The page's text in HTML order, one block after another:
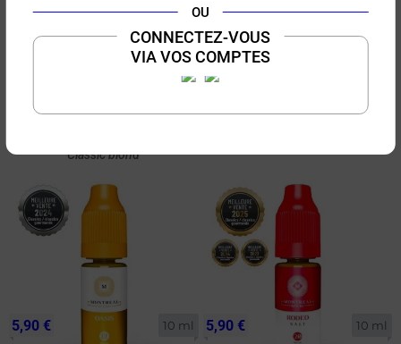
OU
CONNECTEZ-VOUS
VIA VOS COMPTES
60 ml
Pack Mozambique PULP
Classic blond
22,90 € 50 ml
Le MythiK 50ml
16,90 €
10 ml
5,90 € 10 ml
5,90 €